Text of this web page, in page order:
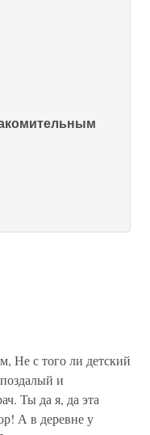
Не с того ли детский
и
Ты да я, да эта
А в деревне у